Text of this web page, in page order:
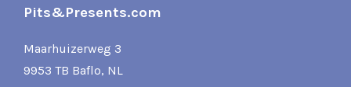
Pits&Presents.com
Maarhuizerweg 3
9953 TB Baflo, NL